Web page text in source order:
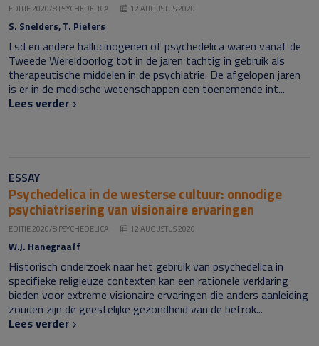
EDITIE 2020/8 PSYCHEDELICA 12 AUGUSTUS 2020
S. Snelders, T. Pieters
Lsd en andere hallucinogenen of psychedelica waren vanaf de
Tweede Wereldoorlog tot in de jaren tachtig in gebruik als
therapeutische middelen in de psychiatrie. De afgelopen jaren
is er in de medische wetenschappen een toenemende int...
Lees verder
ESSAY
Psychedelica in de westerse cultuur: onnodige
psychiatrisering van visionaire ervaringen
EDITIE 2020/8 PSYCHEDELICA 12 AUGUSTUS 2020
W.J. Hanegraaff
Historisch onderzoek naar het gebruik van psychedelica in
specifieke religieuze contexten kan een rationele verklaring
bieden voor extreme visionaire ervaringen die anders aanleiding
zouden zijn de geestelijke gezondheid van de betrok...
Lees verder